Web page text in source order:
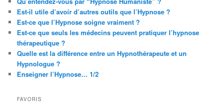
Est-il utile d’avoir d’autres outils que l’Hypnose ?
Est-ce que l’Hypnose soigne vraiment ?
Est-ce que seuls les médecins peuvent pratiquer l’hypnose
thérapeutique ?
Quelle est la différence entre un Hypnothérapeute et un
Hypnologue ?
Enseigner l’Hypnose… 1/2
FAVORIS